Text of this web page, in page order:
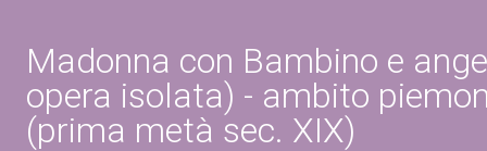
Madonna con Bambino e
opera isolata) - ambito
(prima metà sec. XIX)